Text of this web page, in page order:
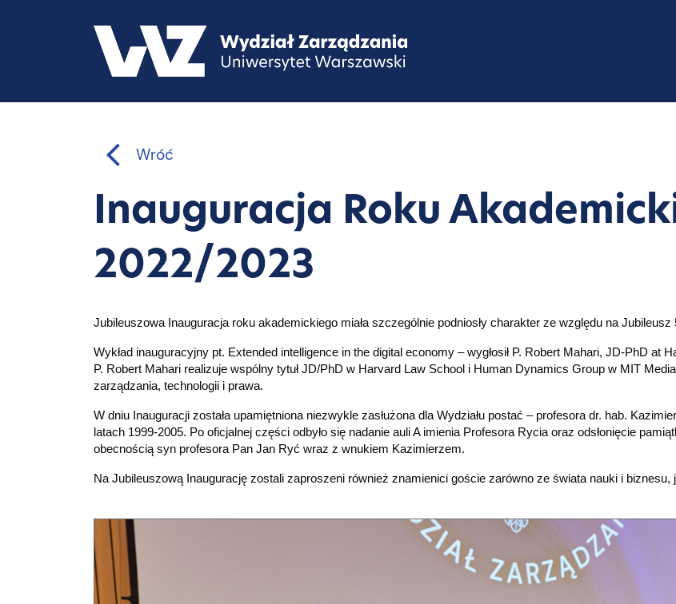
Wróć
Inauguracja Roku
2022/2023
Jubileuszowa Inauguracja roku akademickiego miała szczególnie podniosły charakter ze względu na Jubileusz
Wykład inauguracyjny pt. Extended intelligence in the digital economy – wygłosił P. Robert Mahari, JD-PhD at
P. Robert Mahari realizuje wspólny tytuł JD/PhD w Harvard Law School i Human Dynamics Group w MIT
zarządzania, technologii i prawa.
W dniu Inauguracji została upamiętniona niezwykle zasłużona dla Wydziału postać – profesora dr. hab.
latach 1999-2005. Po oficjalnej części odbyło się nadanie auli A imienia Profesora Rycia oraz odsłonięcie
obecnością syn profesora Pan Jan Ryć wraz z wnukiem Kazimierzem.
Na Jubileuszową Inaugurację zostali zaproszeni również znamienici goście zarówno ze świata nauki i